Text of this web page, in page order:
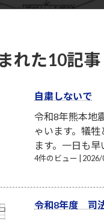
れた10記事
自粛しないで
令和8年熊本地
ゃいます。犠
ます。一日も
4件のビュー 2026/
令和8年度 司